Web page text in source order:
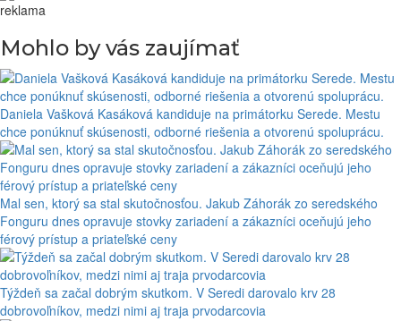
reklama
Mohlo by vás zaujímať
Daniela Vašková Kasáková kandiduje na primátorku Serede. Mestu
chce ponúknuť skúsenosti, odborné riešenia a otvorenú spoluprácu.
Mal sen, ktorý sa stal skutočnosťou. Jakub Záhorák zo seredského
Fonguru dnes opravuje stovky zariadení a zákazníci oceňujú jeho
férový prístup a priateľské ceny
Týždeň sa začal dobrým skutkom. V Seredi darovalo krv 28
dobrovoľníkov, medzi nimi aj traja prvodarcovia